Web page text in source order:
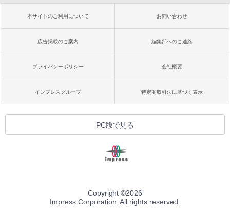
本サイトのご利用について お問い合わせ
広告掲載のご案内 編集部へのご連絡
プライバシーポリシー 会社概要
インプレスグループ 特定商取引法に基づく表示
PC版で見る
Copyright ©2026
Impress Corporation. All rights reserved.